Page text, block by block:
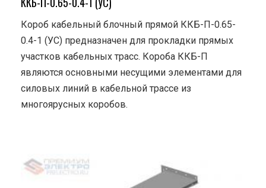
Короб кабельный блочный прямой ККБ-П-0.65-
0.4-1 (УС) предназначен для прокладки прямых
участков кабельных трасс. Короба ККБ-П
являются основными несущими элементами для
силовых линий в кабельной трассе из
многоярусных коробов.